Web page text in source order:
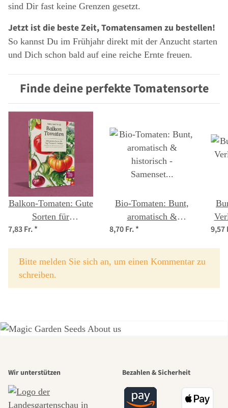
sind Dir fast keine Grenzen gesetzt.
Jetzt ist die beste Zeit, Tomatensamen zu bestellen!
So kannst Du im Frühjahr direkt mit der Anzucht starten
und Dich schon bald auf eine reiche Ernte freuen.
Finde deine perfekte Tomatensorte
Balkon-Tomaten: Gute
Sorten für
Stadtgärtner:innen -
7,83 Fr.*
Bio-Tomaten: Bunt,
aromatisch &
historisch - Samenset
8,70 Fr.* 9,57
x
Bitte melden Sie sich an, um einen Kommentar zu
schreiben.
schönsten
Wir unterstützen Bezahlen & Sicherheit